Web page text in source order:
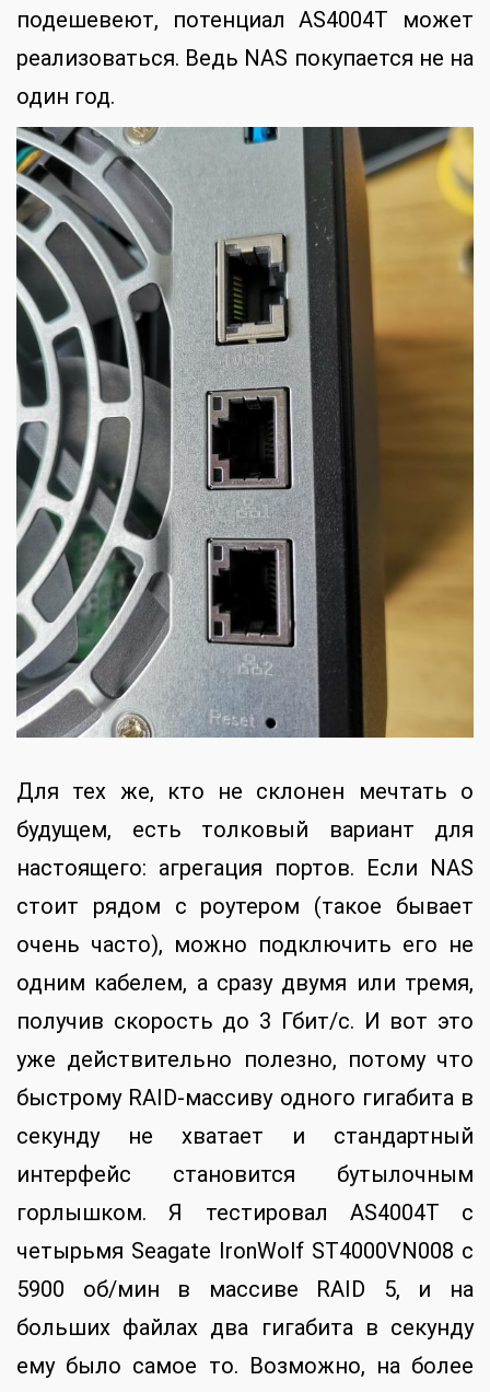
подешевеют, потенциал AS4004T может
реализоваться. Ведь NAS покупается не на
один год.
Для тех же, кто не склонен мечтать о
будущем, есть толковый вариант для
настоящего: агрегация портов. Если NAS
стоит рядом с роутером (такое бывает
очень часто), можно подключить его не
одним кабелем, а сразу двумя или тремя,
получив скорость до 3 Гбит/с. И вот это
уже действительно полезно, потому что
быстрому RAID-массиву одного гигабита в
секунду не хватает и стандартный
интерфейс становится бутылочным
горлышком. Я тестировал AS4004T с
четырьмя Seagate IronWolf ST4000VN008 c
5900 об/мин в массиве RAID 5, и на
больших файлах два гигабита в секунду
ему было самое то. Возможно, на более